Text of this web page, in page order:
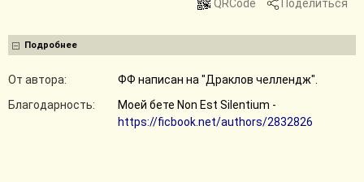
QRCode Поделиться
Подробнее
От автора:
ФФ написан на "Драклов челлендж".
Благодарность:
Моей бете Non Est Silentium -
https://ficbook.net/authors/2832826